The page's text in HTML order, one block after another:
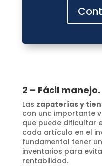
2 – Fácil manejo.
Las zapaterías y
con una importante
que puede dificultar
cada artículo en el
fundamental tener
inventarios para
rentabilidad.